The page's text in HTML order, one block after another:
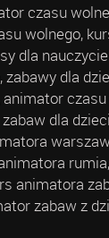
czasu
wolnego,
dla
zabawy dla
dla
animatora
zabaw z